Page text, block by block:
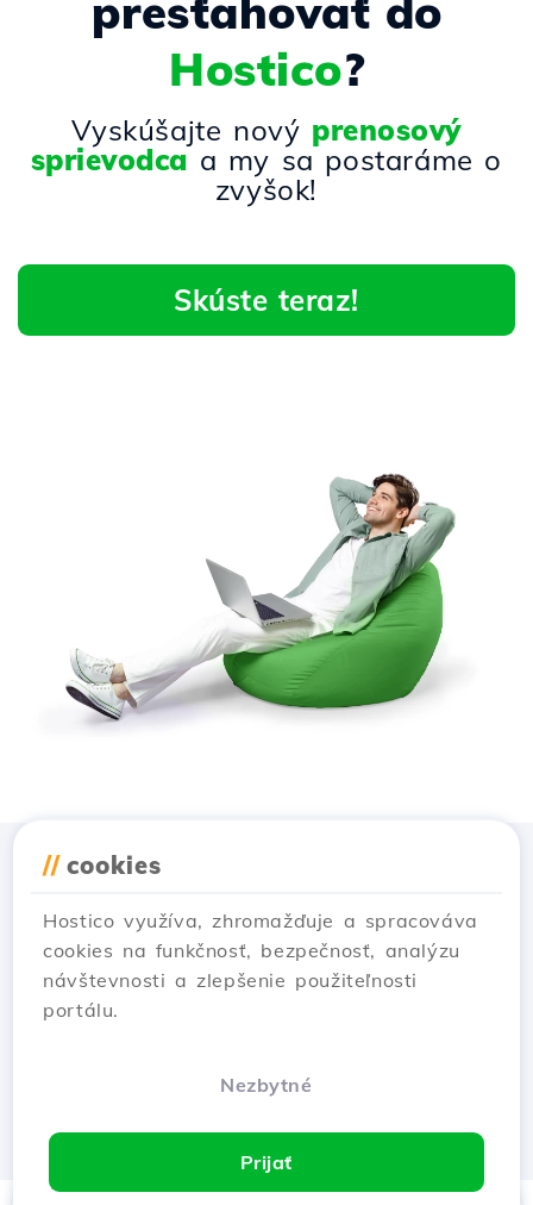
presťahovať do
Hostico?
Vyskúšajte nový prenosový
sprievodca a my sa postaráme o
zvyšok!
Skúste teraz!
// cookies
Hostico využíva, zhromažďuje a spracováva
cookies na funkčnosť, bezpečnosť, analýzu
návštevnosti a zlepšenie použiteľnosti
portálu.
Nezbytné
Prijať
Stiahnuť aplikáciu